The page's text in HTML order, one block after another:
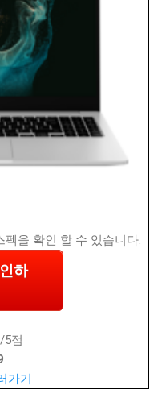
을 확인 할 수 있습니다.
하
/5점
가기